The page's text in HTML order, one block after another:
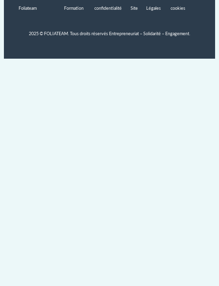
Foliateam Formation confidentialité Site Légales cookies
2025 © FOLIATEAM. Tous droits réservés Entrepreneuriat – Solidarité – Engagement.